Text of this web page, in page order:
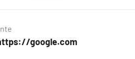
google.com